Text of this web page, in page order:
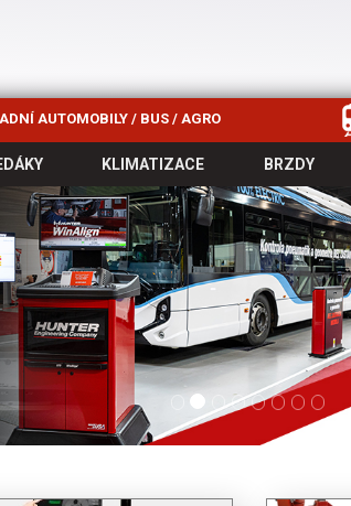
AUTOMOBILY / BUS / AGRO
KLIMATIZACE BRZDY